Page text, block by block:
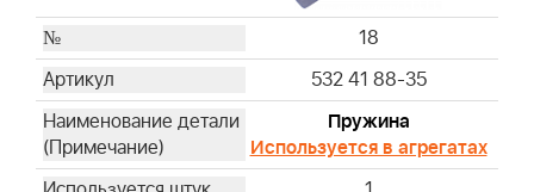
18
532 41 88-35
Пружина
Используется в агрегатах